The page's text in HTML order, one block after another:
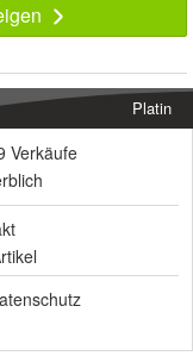
Platin
Verkäufe